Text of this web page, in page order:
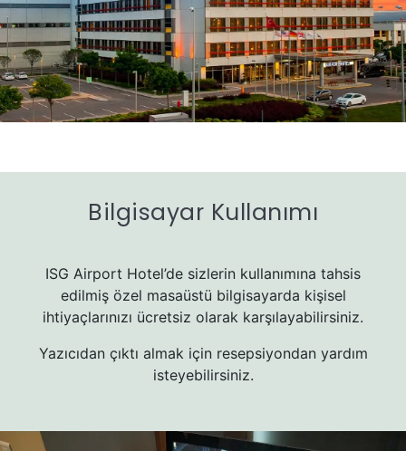
Bilgisayar Kullanımı
ISG Airport Hotel’de sizlerin kullanımına tahsis
edilmiş özel masaüstü bilgisayarda kişisel
ihtiyaçlarınızı ücretsiz olarak karşılayabilirsiniz.
Yazıcıdan çıktı almak için resepsiyondan yardım
isteyebilirsiniz.